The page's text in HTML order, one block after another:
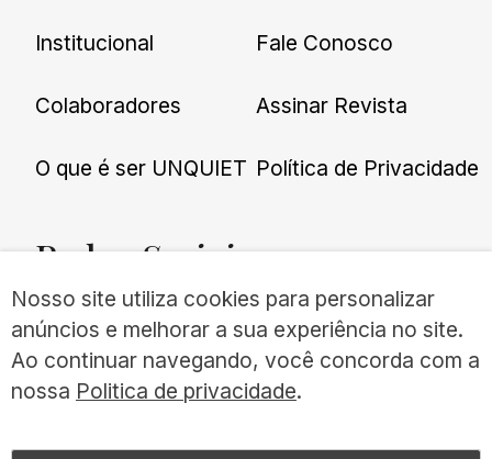
Institucional
Colaboradores
O que é ser UNQUIET
Fale Conosco
Assinar Revista
Política de Privacidade
RedesSociais
TODOS OS DIREITOS RESERVADOS
Nosso site utiliza cookies para personalizar
anúncios e melhorar a sua experiência no site.
Ao continuar navegando, você concorda com a
nossa Politica de privacidade.